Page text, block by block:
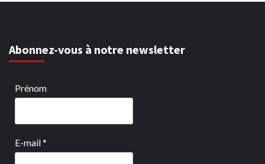
Abonnez-vous à notre newsletter
Prénom
E-mail*